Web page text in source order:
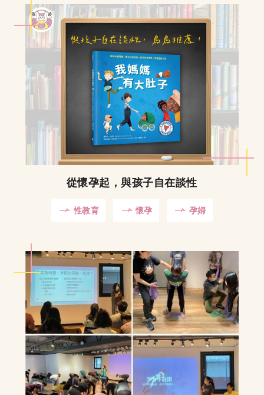
從懷孕起，與孩子自在談性
性教育 懷孕 孕婦